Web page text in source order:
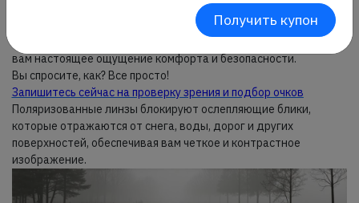
Купите поляризационные линзы сейчас и ощутите разницу!
Обычные солнцезащитные очки защищают ваши глаза от
яркого света, но только поляризованные линзы способны дать
вам настоящее ощущение комфорта и безопасности.
Вы спросите, как? Все просто!
Запишитесь сейчас на проверку зрения и подбор очков
Поляризованные линзы блокируют ослепляющие блики,
которые отражаются от снега, воды, дорог и других
поверхностей, обеспечивая вам четкое и контрастное
изображение.
Получить купон